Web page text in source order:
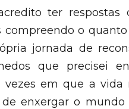
ter respostas
o
jornada de
que precisei
vezes em que a
enxergar o